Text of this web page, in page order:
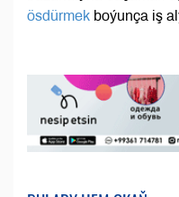
ösdürmek boýunça iş